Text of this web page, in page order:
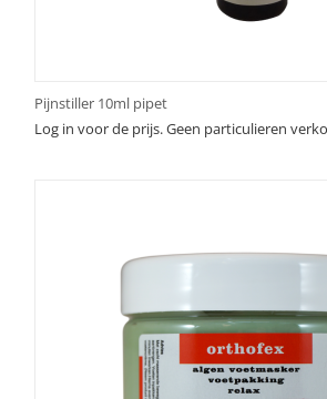
Pijnstiller 10ml pipet
Log in voor de prijs. Geen particulieren